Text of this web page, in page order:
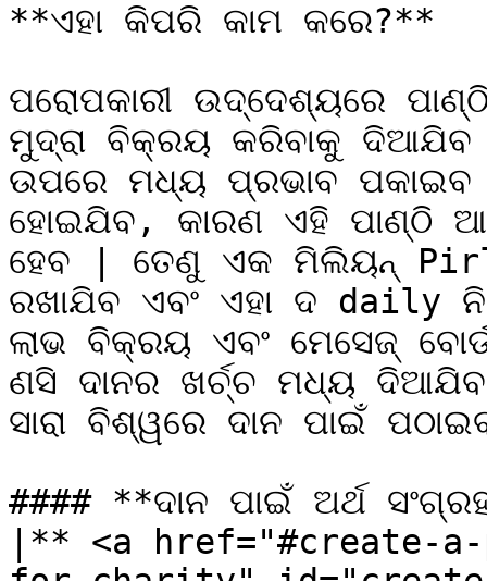
**ଏହା କିପରି କାମ କରେ?**
ପରୋପକାରୀ ଉଦ୍ଦେଶ୍ୟରେ
ମୁଦ୍ରା ବିକ୍ରୟ କରିବାକୁ
ଉପରେ ମଧ୍ୟ ପ୍ରଭାବ ପକାଇବ
ହୋଇଯିବ, କାରଣ ଏହି ପାଣ୍ଠି
ହେବ | ତେଣୁ ଏକ ମିଲିୟନ୍ Pirl
ରଖାଯିବ ଏବଂ ଏହା ଦ daily
ଲାଭ ବିକ୍ରୟ ଏବଂ ମେସେଜ୍
ଣସି ଦାନର ଖର୍ଚ୍ଚ ମଧ୍ୟ
ସାରା ବିଶ୍ୱରେ ଦାନ ପାଇଁ
#### **ଦାନ ପାଇଁ ଅର୍ଥ
|** <a href="#create-